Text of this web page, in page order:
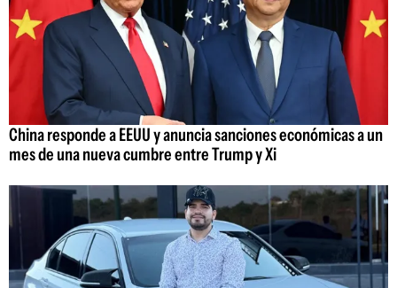
China responde a EEUU y anuncia sanciones económicas a un
mes de una nueva cumbre entre Trump y Xi